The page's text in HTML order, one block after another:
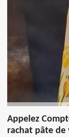
Appelez
rachat pâte de